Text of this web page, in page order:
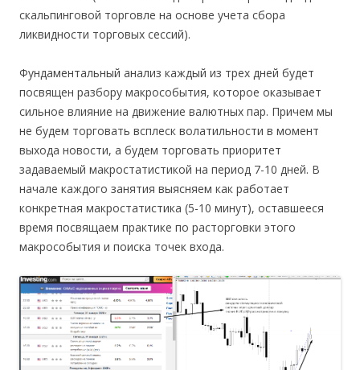
скальпинговой торговле на основе учета сбора
ликвидности торговых сессий).
Фундаментальный анализ каждый из трех дней будет
посвящен разбору макрособытия, которое оказывает
сильное влияние на движение валютных пар. Причем мы
не будем торговать всплеск волатильности в момент
выхода новости, а будем торговать приоритет
задаваемый макростатистикой на период 7-10 дней. В
начале каждого занятия выясняем как работает
конкретная макростатистика (5-10 минут), оставшееся
время посвящаем практике по расторговки этого
макрособытия и поиска точек входа.